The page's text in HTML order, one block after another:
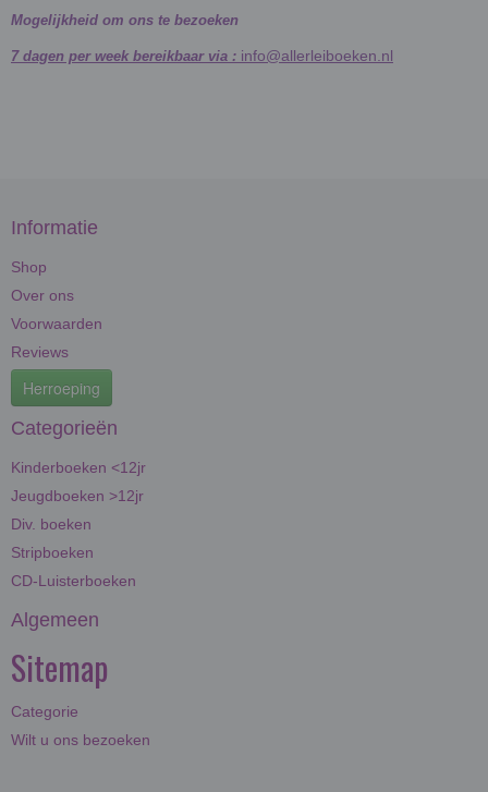
Mogelijkheid om ons te bezoeken
7 dagen per week bereikbaar via : info@allerleiboeken.nl
Informatie
Shop
Over ons
Voorwaarden
Reviews
Herroeping
Categorieën
Kinderboeken <12jr
Jeugdboeken >12jr
Div. boeken
Stripboeken
CD-Luisterboeken
Algemeen
Sitemap
Categorie
Wilt u ons bezoeken